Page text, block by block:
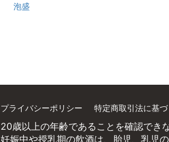
泡盛
プライバシーポリシー 特定商取引法に基
20歳以上の年齢であることを確認でき
妊娠中や授乳期の飲酒は、胎児、乳児